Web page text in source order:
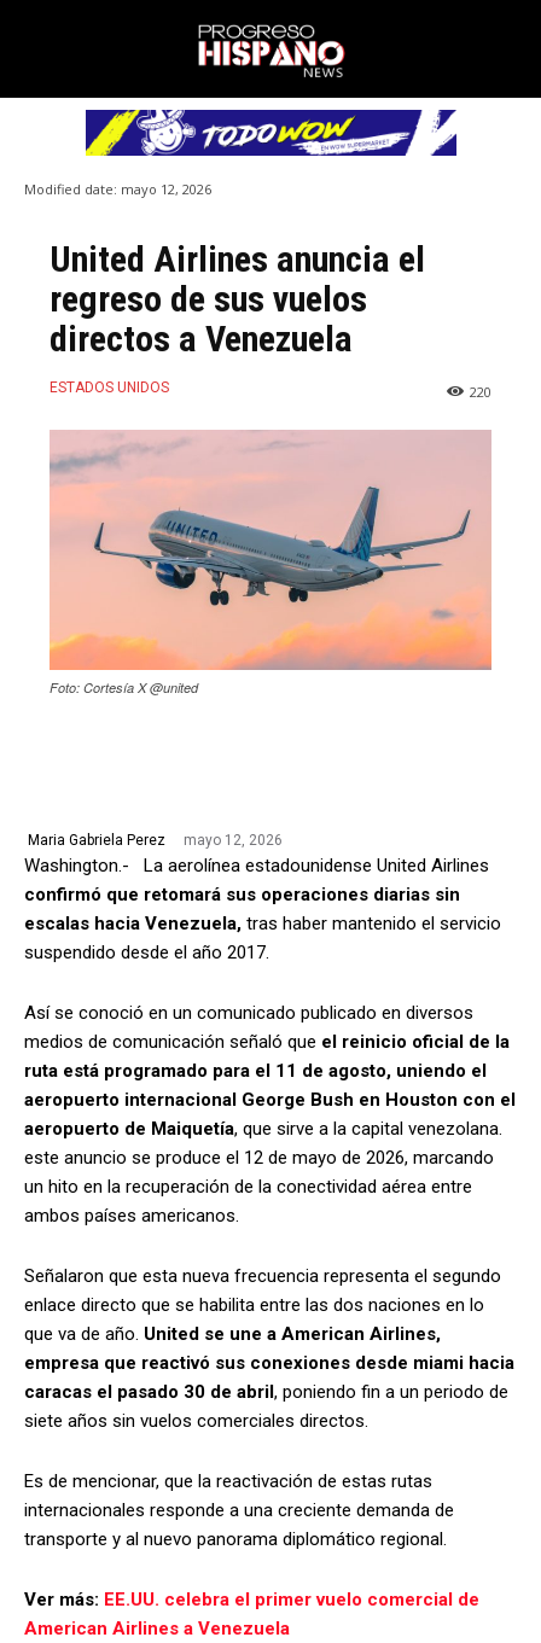
Modified date: mayo 12, 2026
United Airlines anuncia el
regreso de sus vuelos
directos a Venezuela
ESTADOS UNIDOS 220
Foto: Cortesía X @united
Maria Gabriela Perez mayo 12, 2026
Washington.- La aerolínea estadounidense United Airlines
confirmó que retomará sus operaciones diarias sin
escalas hacia Venezuela, tras haber mantenido el servicio
suspendido desde el año 2017.
Así se conoció en un comunicado publicado en diversos
medios de comunicación señaló que el reinicio oficial de la
ruta está programado para el 11 de agosto, uniendo el
aeropuerto internacional George Bush en Houston con el
aeropuerto de Maiquetía, que sirve a la capital venezolana.
este anuncio se produce el 12 de mayo de 2026, marcando
un hito en la recuperación de la conectividad aérea entre
ambos países americanos.
Señalaron que esta nueva frecuencia representa el segundo
enlace directo que se habilita entre las dos naciones en lo
que va de año. United se une a American Airlines,
empresa que reactivó sus conexiones desde miami hacia
caracas el pasado 30 de abril, poniendo fin a un periodo de
siete años sin vuelos comerciales directos.
Es de mencionar, que la reactivación de estas rutas
internacionales responde a una creciente demanda de
transporte y al nuevo panorama diplomático regional.
Ver más: EE.UU. celebra el primer vuelo comercial de
American Airlines a Venezuela